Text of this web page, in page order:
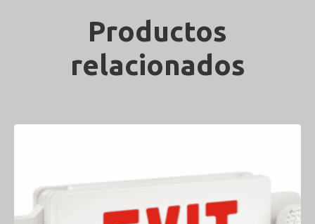
Productos
relacionados